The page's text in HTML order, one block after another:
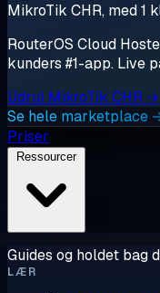
MikroTik CHR, med 1
RouterOS Cloud
kunders #1-app. Live
Udrul MikroTik CHR →
Se hele marketplace
Priser
Ressourcer
Guides og holdet bag
LÆR